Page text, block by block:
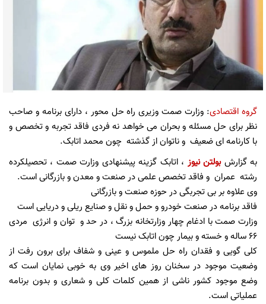
گروه اقتصادی: وزارت صمت وزیری راه حل محور ، دارای برنامه و صاحب
نظر برای حل مسئله و بحران می خواهد نه فردی فاقد تجربه و تخصص و
با کارنامه ای ضعیف و ناتوان از گذشته چون محمد اتابک.
به گزارشبولتن نیوز ، اتابک گزینه پیشنهادی وزارت صمت ، تحصیلکرده
رشته عمران و فاقد تخصص علمی در صنعت و معدن و بازرگانی است.
وی علاوه بر بی تجربگی در حوزه صنعت و بازرگانی
فاقد برنامه در صنعت خودرو و حمل و نقل و صنایع ریلی و دریایی است
وزارت صمت با ادغام چهار وزارتخانه بزرگ ، در حد و توان و انرژی مردی
۶۶ ساله و خسته و بیمار چون اتابک نیست
کلی گویی و فقدان راه حل ملموس و عینی و شفاف برای برون رفت از
وضعیت موجود در سخنان روز های اخیر وی به خوبی نمایان است که
وضع موجود کشور ناشی از همین کلمات کلی و شعاری و بدون برنامه
عملیاتی است.